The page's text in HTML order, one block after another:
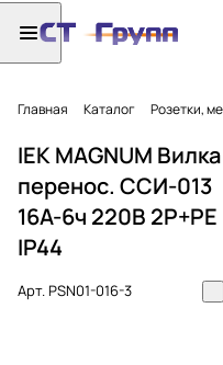
Главная Каталог Розетки,
IEK MAGNUM Вилка
перенос. ССИ-013
16А-6ч 220В 2P+PE
IP44
Арт.PSN01-016-3